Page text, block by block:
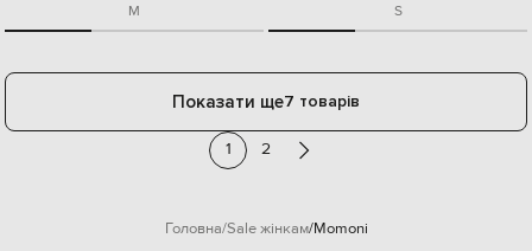
M S
Показати ще7 товарів
1 2
Головна Sale жінкам Momoni